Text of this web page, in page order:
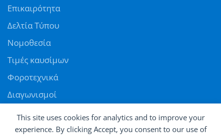
This site uses cookies for analytics and to improve your
experience. By clicking Accept, you consent to our use of
Επικαιρότητα
Δελτία Τύπου
Νομοθεσία
Τιμές καυσίμων
Φοροτεχνικά
Διαγωνισμοί
Αγγελίες
Θέσεις εργασίας